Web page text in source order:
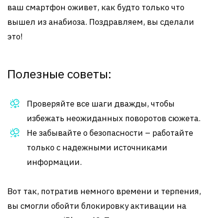
ваш смартфон оживет, как будто только что
вышел из анабиоза. Поздравляем, вы сделали
это!
Полезные советы:
Проверяйте все шаги дважды, чтобы
избежать неожиданных поворотов сюжета.
Не забывайте о безопасности – работайте
только с надежными источниками
информации.
Вот так, потратив немного времени и терпения,
вы смогли обойти блокировку активации на